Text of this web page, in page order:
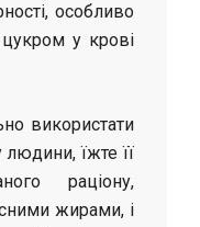
особливо
у крові
використати
людини, їжте її
раціону,
жирами, і